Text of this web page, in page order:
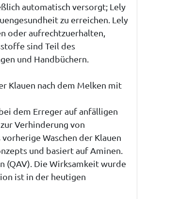
automatisch versorgt; Lely
zu erreichen. Lely
oder aufrechtzuerhalten,
sind Teil des
und Handbüchern.
Klauen nach dem Melken mit
dem Erreger auf anfälligen
Verhinderung von
Waschen der Klauen
und basiert auf Aminen.
(QAV). Die Wirksamkeit wurde
ist in der heutigen